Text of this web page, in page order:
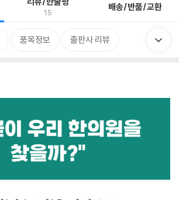
15 배송/반품/교환
품목정보 출판사 리뷰